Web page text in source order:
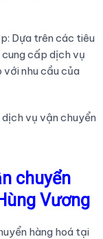
Dựa trên các tiêu
cấp dịch vụ
với nhu cầu của
vụ vận chuyển
chuyển
Vương
hàng hoá tại